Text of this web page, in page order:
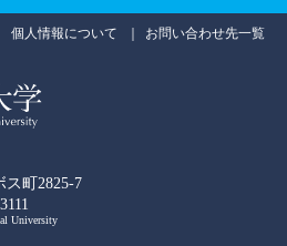
ス町2825-7
University
個人情報について お問い合わせ先一覧